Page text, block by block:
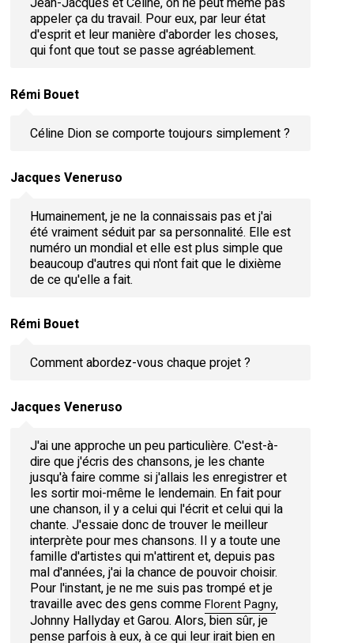
appeler ça du travail. Pour eux, par leur état
d'esprit et leur manière d'aborder les choses,
qui font que tout se passe agréablement.
Rémi Bouet
Céline Dion se comporte toujours simplement ?
Jacques Veneruso
Humainement, je ne la connaissais pas et j'ai
été vraiment séduit par sa personnalité. Elle est
numéro un mondial et elle est plus simple que
beaucoup d'autres qui n'ont fait que le dixième
de ce qu'elle a fait.
Rémi Bouet
Comment abordez-vous chaque projet ?
Jacques Veneruso
J'ai une approche un peu particulière. C'est-à-
dire que j'écris des chansons, je les chante
jusqu'à faire comme si j'allais les enregistrer et
les sortir moi-même le lendemain. En fait pour
une chanson, il y a celui qui l'écrit et celui qui la
chante. J'essaie donc de trouver le meilleur
interprète pour mes chansons. Il y a toute une
famille d'artistes qui m'attirent et, depuis pas
mal d'années, j'ai la chance de pouvoir choisir.
Pour l'instant, je ne me suis pas trompé et je
travaille avec des gens commeFlorent Pagny,
Johnny Hallyday et Garou. Alors, bien sûr, je
pense parfois à eux, à ce qui leur irait bien en